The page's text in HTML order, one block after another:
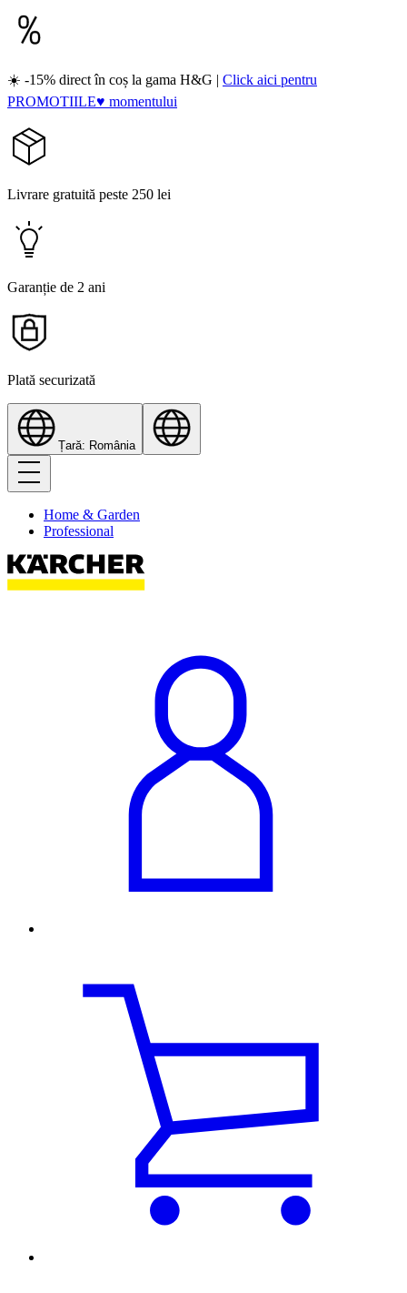
☀️ -15% direct în coș la gama H&G | Click aici pentru
PROMOTIILE♥ momentului
Livrare gratuită peste 250 lei
Garanție de 2 ani
Plată securizată
Țară: România
Home & Garden
Professional